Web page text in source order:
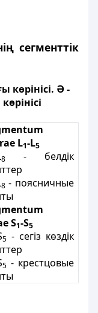
сегменттік
Ә -
L1-L5
8
- белдік
8 - поясничные
S1-S5
5- сегіз көздік
5- крестцовые